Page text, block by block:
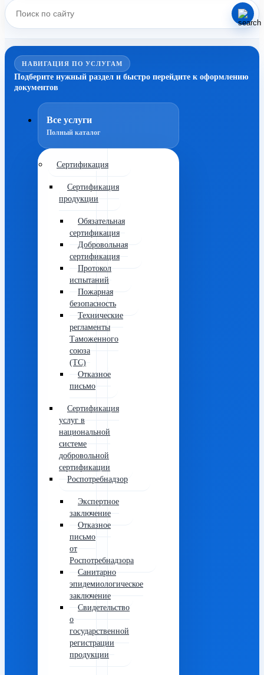
НАВИГАЦИЯ ПО УСЛУГАМ
Подберите нужный раздел и быстро перейдите к оформлению
документов
Все услуги
Полный каталог
Сертификация
Сертификация
продукции
Обязательная
сертификация
Добровольная
сертификация
Протокол
испытаний
Пожарная
безопасность
Технические
регламенты
Таможенного
союза
(ТС)
Отказное
письмо
Сертификация
услуг в
национальной
системе
добровольной
сертификации
Роспотребнадзор
Экспертное
заключение
Отказное
письмо
от
Роспотребнадзора
Санитарно
эпидемиологическое
заключение
Свидетельство
о
государственной
регистрации
продукции